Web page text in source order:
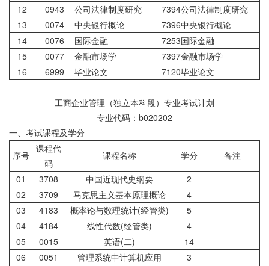
12
0943 公司法律制度研究
7394公司法律制度研究
13
0074 中央银行概论
7396中央银行概论
14
0076 国际金融
7253国际金融
15
0077 金融市场学
7397金融市场学
16
6999 毕业论文 7120毕业论文
工商企业管理（独立本科段）专业考试计划
专业代码：b020202
一、考试课程及学分
序号
课程代
码
课程名称 学分
备注
01
3708 中国近现代史纲要
2
02
3709 马克思主义基本原理概论
4
03
4183 概率论与数理统计(经管类)
5
04
4184 线性代数(经管类)
4
05
0015 英语(二)
14
06
0051 管理系统中计算机应用
3